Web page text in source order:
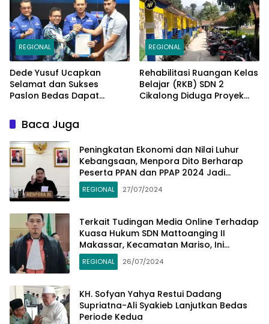
Pemilu Serentak 2024
REGIONAL
Dede Yusuf Ucapkan
Selamat dan Sukses
Paslon Bedas Dapat
Pilbup Bandung
REGIONAL
Rehabilitasi Ruangan Kelas
Belajar (RKB) SDN 2
Cikalong Diduga Proyek
Baca Juga
Peningkatan Ekonomi dan Nilai Luhur
Kebangsaan, Menpora Dito Berharap
Peserta PPAN dan PPAP 2024 Jadi
Katalisator
REGIONAL 27/07/2024
Terkait Tudingan Media Online Terhadap
Kuasa Hukum SDN Mattoanging II
Makassar, Kecamatan Mariso, Ini
Penjelasannya
REGIONAL 26/07/2024
KH. Sofyan Yahya Restui Dadang
Supriatna-Ali Syakieb Lanjutkan Bedas
Periode Kedua